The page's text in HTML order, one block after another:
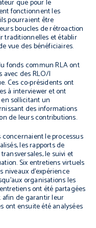
que pour le
fonctionnent les
pourraient être
boucles de rétroaction
traditionnelles et établir
vue des bénéficiaires.
fonds commun RLA ont
des RLO/I
Ces co-présidents ont
à interviewer et ont
sollicitant un
des informations
de leurs contributions.
le processus
les rapports de
le suivi et
Six entretiens virtuels
niveaux d’expérience
organisations les
ont été partagées
afin de garantir leur
ont ensuite été analysées